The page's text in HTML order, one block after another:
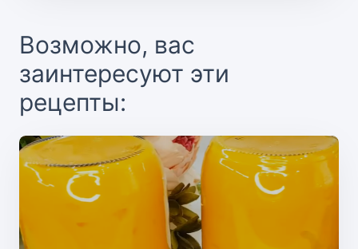
Возможно, вас
заинтересуют эти
рецепты: